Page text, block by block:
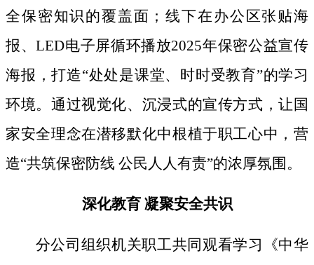
全保密知识的覆盖面；线下在办公区张贴海
报、LED电子屏循环播放2025年保密公益宣传
海报，打造“处处是课堂、时时受教育”的学习
环境。通过视觉化、沉浸式的宣传方式，让国
家安全理念在潜移默化中根植于职工心中，营
造“共筑保密防线 公民人人有责”的浓厚氛围。
深化教育凝聚安全共识
分公司组织机关职工共同观看学习《中华